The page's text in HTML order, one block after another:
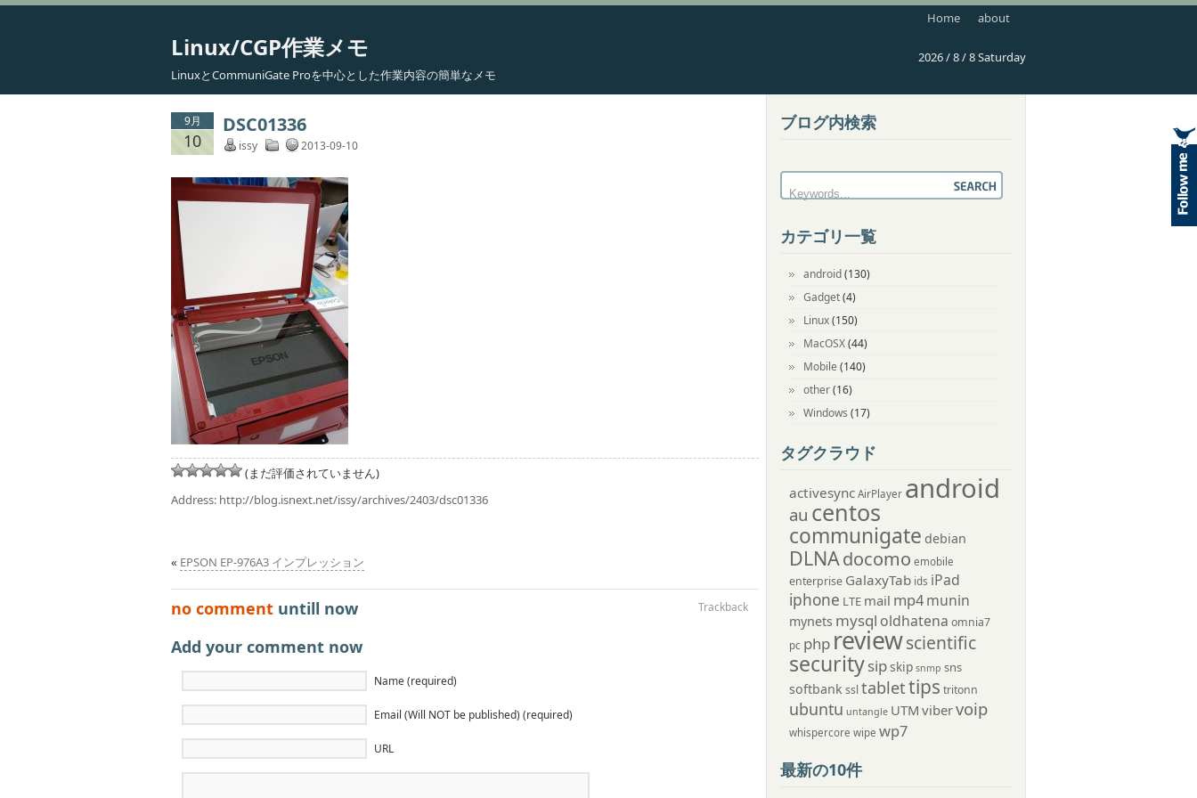
Linux/CGP作業メモ
LinuxとCommuniGate Proを中心とした作業内容の簡単なメモ
Home about
2026 / 8 / 8 Saturday
9月
10
DSC01336
issy 2013-09-10
(まだ評価されていません)
Address: http://blog.isnext.net/issy/archives/2403/dsc01336
« EPSON EP-976A3 インプレッション
Trackback
no comment untill now
Add your comment now
Name (required)
Email (Will NOT be published) (required)
URL
ブログ内検索
カテゴリ一覧
android(130)
Gadget(4)
Linux(150)
MacOSX(44)
Mobile (140)
other(16)
Windows (17)
タグクラウド
activesync AirPlayer android
au centos
communigate debian
DLNAdocomo emobile
enterprise GalaxyTab ids iPad
iphone LTE mail mp4munin
mynets mysql oldhatena omnia7
pc php reviewscientific
securitysipskip snmp sns
softbankssl tablettips tritonn
ubuntu untangle UTM vibervoip
whispercore wipe wp7
最新の10件